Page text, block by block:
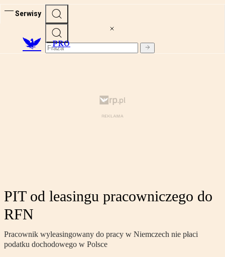
Serwisy
PRO
PIT od leasingu pracowniczego do
RFN
Pracownik wyleasingowany do pracy w Niemczech nie płaci
podatku dochodowego w Polsce